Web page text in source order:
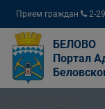
Прием граждан
2-
04
БЕЛОВО
Портал